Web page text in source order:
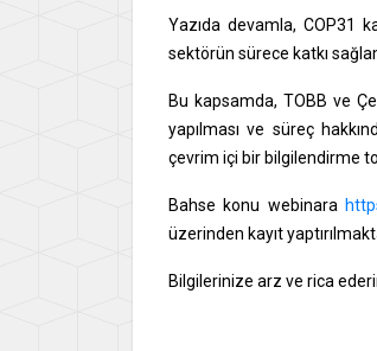
Yazıda devamla, COP31
sektörün sürece katkı
Bu kapsamda, TOBB ve
yapılması ve süreç
çevrim içi bir bilgilendirme
Bahse konu webinara
üzerinden kayıt
Bilgilerinize arz ve rica